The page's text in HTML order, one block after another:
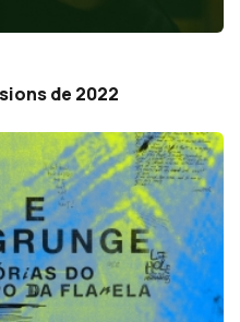
de 2022